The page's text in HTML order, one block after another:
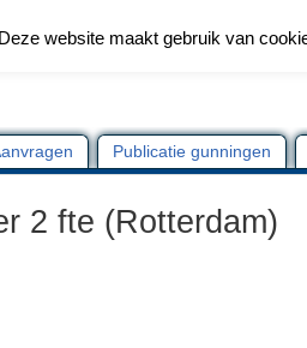
Publicatie gunningen
2 fte (Rotterdam)
Deze website maakt gebruik van